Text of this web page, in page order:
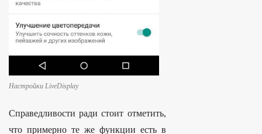
Настройки LiveDisplay
Справедливости ради стоит отметить,
что примерно те же функции есть в